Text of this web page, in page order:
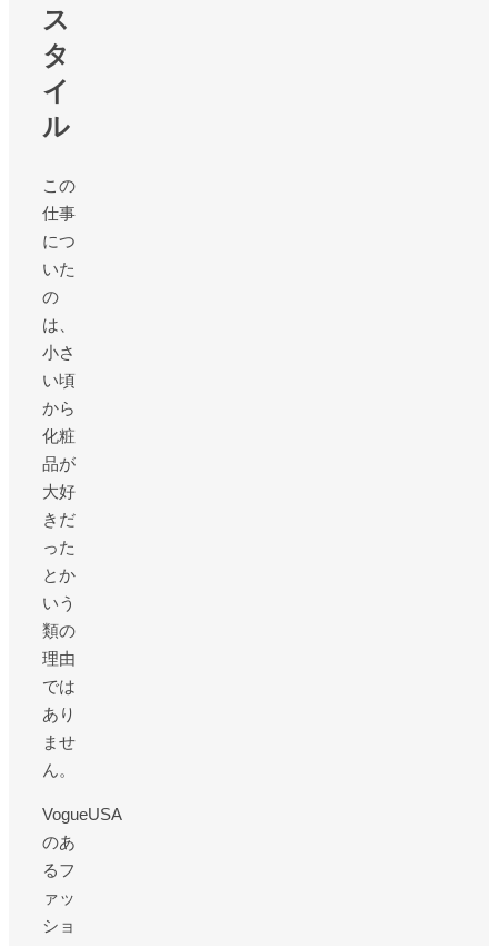
ス
タ
イ
ル
この
仕事
につ
いた
の
は、
小さ
い頃
から
化粧
品が
大好
きだ
った
とか
いう
類の
理由
では
あり
ませ
ん。
VogueUSA
のあ
るフ
ァッ
ショ